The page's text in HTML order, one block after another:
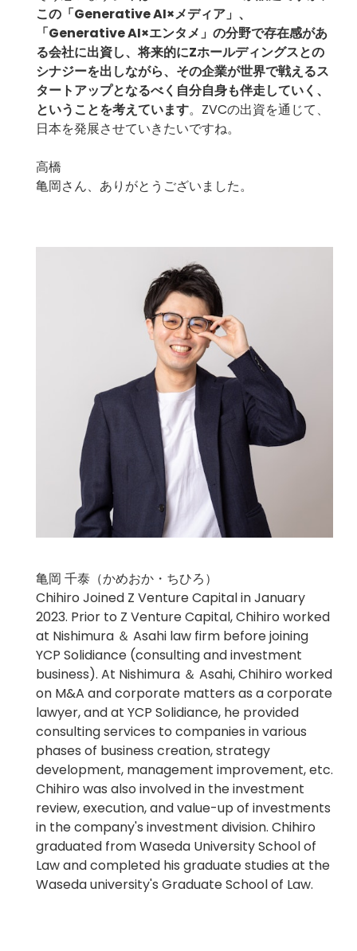
この「Generative AI×メディア」、
「Generative AI×エンタメ」の分野で存在感があ
る会社に出資し、将来的にZホールディングスとの
シナジーを出しながら、その企業が世界で戦えるス
タートアップとなるべく 自分自身も伴走していく、
ということを考えています。ZVCの出資を通じて、
日本を発展させていきたいですね。
高橋
亀岡さん、ありがとうございました。
亀岡 千泰（かめおか・ちひろ）
Chihiro Joined Z Venture Capital in January
2023. Prior to Z Venture Capital, Chihiro worked
at Nishimura ＆ Asahi law firm before joining
YCP Solidiance (consulting and investment
business). At Nishimura ＆ Asahi, Chihiro worked
on M&A and corporate matters as a corporate
lawyer, and at YCP Solidiance, he provided
consulting services to companies in various
phases of business creation, strategy
development, management improvement, etc.
Chihiro was also involved in the investment
review, execution, and value-up of investments
in the company's investment division. Chihiro
graduated from Waseda University School of
Law and completed his graduate studies at the
Waseda university's Graduate School of Law.